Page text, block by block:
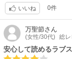
道をかけ上がっていく
とはうまくいかずに、
しくないのだが。
ストーリーの持つ可能
た感じだ。印象が地味
ーが愛を伝えるシー
っと仲良くいられると
あとヒーロー父が少し
絵がいまいちなので☆
腹筋が変というか、作
いいね 0件
万聖節さん
(女性/30代) 総
安心して読めるラブ